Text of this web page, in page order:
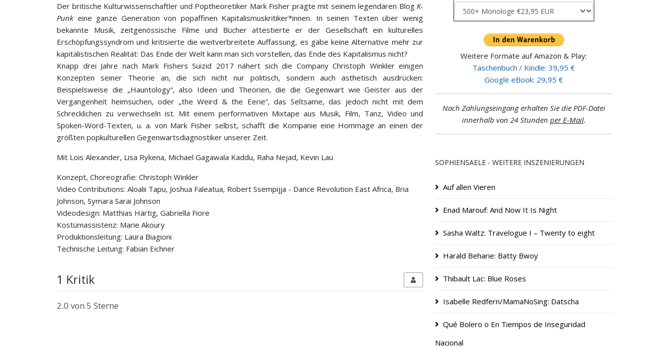
Der britische Kulturwissenschaftler und Poptheoretiker Mark Fisher prägte mit seinem legendären Blog K-
Punkeine ganze Generation von popaffinen Kapitalismuskritiker*innen. In seinen Texten über wenig
bekannte Musik, zeitgenössische Filme und Bücher attestierte er der Gesellschaft ein kulturelles
Erschöpfungssyndrom und kritisierte die weitverbreitete Auffassung, es gäbe keine Alternative mehr zur
kapitalistischen Realität: Das Ende der Welt kann man sich vorstellen, das Ende des Kapitalismus nicht?
Knapp drei Jahre nach Mark Fishers Suizid 2017 nähert sich die Company Christoph Winkler einigen
Konzepten seiner Theorie an, die sich nicht nur politisch, sondern auch ästhetisch ausdrücken:
Beispielsweise die „Hauntology“, also Ideen und Theorien, die die Gegenwart wie Geister aus der
Vergangenheit heimsuchen, oder „the Weird & the Eerie“, das Seltsame, das jedoch nicht mit dem
Schrecklichen zu verwechseln ist. Mit einem performativen Mixtape aus Musik, Film, Tanz, Video und
Spoken-Word-Texten, u. a. von Mark Fisher selbst, schafft die Kompanie eine Hommage an einen der
größten popkulturellen Gegenwartsdiagnostiker unserer Zeit.
Mit Lois Alexander, Lisa Rykena, Michael Gagawala Kaddu, Raha Nejad, Kevin Lau
Konzept, Choreografie: Christoph Winkler
Video Contributions: Aloalii Tapu, Joshua Faleatua, Robert Ssempijja - Dance Revolution East Africa, Bria
Johnson, Symara Sarai Johnson
Videodesign: Matthias Härtig, Gabriella Fiore
Kostümassistenz: Marie Akoury
Produktionsleitung: Laura Biagioni
Technische Leitung: Fabian Eichner
1 Kritik
2.0 von 5 Sterne
Weitere Formate auf Amazon & Play:
Taschenbuch / Kindle: 39,95 €
Google eBook: 29,95 €
Nach Zahlungseingang erhalten Sie die PDF-Datei
innerhalb von 24 Stunden per E-Mail.
SOPHIENSAELE - WEITERE INSZENIERUNGEN
Auf allen Vieren
Enad Marouf: And Now It Is Night
Sasha Waltz: Travelogue I – Twenty to eight
Harald Beharie: Batty Bwoy
Thibault Lac: Blue Roses
Isabelle Redfern/MamaNoSing: Datscha
Qué Bolero o En Tiempos de Inseguridad
Nacional